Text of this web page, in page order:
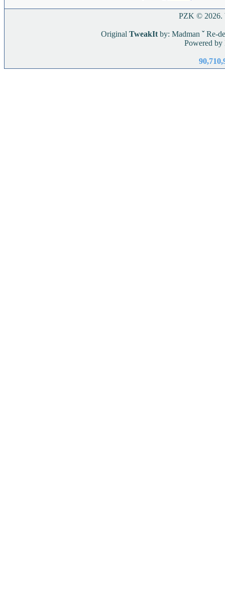
PZK © 2026.
Original TweakItby: Madman ˇRe-
Powered